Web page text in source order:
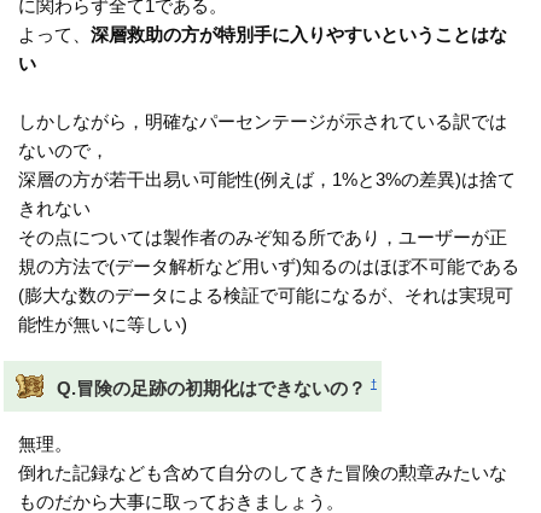
に関わらず全て1である。
よって、深層救助の方が特別手に入りやすいということはな
い
しかしながら，明確なパーセンテージが示されている訳では
ないので，
深層の方が若干出易い可能性(例えば，1%と3%の差異)は捨て
きれない
その点については製作者のみぞ知る所であり，ユーザーが正
規の方法で(データ解析など用いず)知るのはほぼ不可能である
(膨大な数のデータによる検証で可能になるが、それは実現可
能性が無いに等しい)
Q.冒険の足跡の初期化はできないの？ †
無理。
倒れた記録なども含めて自分のしてきた冒険の勲章みたいな
ものだから大事に取っておきましょう。